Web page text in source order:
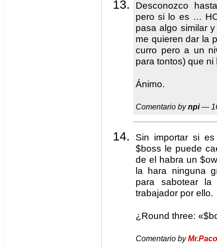
Desconozco
pero si lo es …
pasa algo similar
me quieren dar la
curro pero a un
para tontos) que ni
Ánimo.
Comentario bynpi—
Sin importar si
$boss le puede
de el habra un
la hara ninguna
para sabotear
trabajador por ello.
¿Round three:
Comentario byMr.Paco